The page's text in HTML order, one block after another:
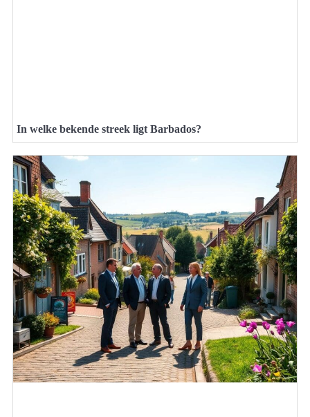
In welke bekende streek ligt Barbados?